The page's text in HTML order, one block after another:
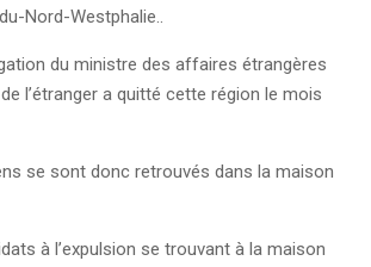
Nord-Westphalie..
du ministre des affaires étrangères
l’étranger a quitté cette région le mois
se sont donc retrouvés dans la maison
à l’expulsion se trouvant à la maison